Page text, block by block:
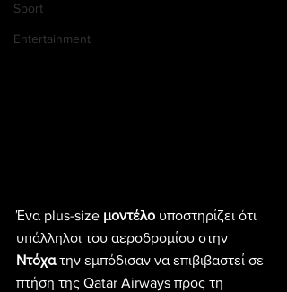
Sport
Entertainment
Ένα plus-size μοντέλο υποστηρίζει ότι
υπάλληλοι του αεροδρομίου στην
Ντόχα την εμπόδισαν να επιβιβαστεί σε
πτήση της Qatar Airways προς τη